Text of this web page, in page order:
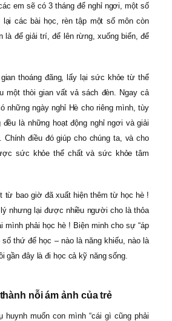
em sẽ có 3 tháng để nghỉ ngơi, một số
lại các bài học, rèn tập một số môn còn
là để giải trí, để lên rừng, xuống biển, để
thoáng đãng, lấy lại sức khỏe từ thể
một thòi gian vất vả sách đèn. Ngay cả
những ngày nghỉ Hè cho riêng mình, tùy
là những hoạt động nghỉ ngơi và giải
điều đó giúp cho chúng ta, và cho
sức khỏe thể chất và sức khỏe tâm
từ bao giờ đã xuất hiện thêm từ học hè !
nhưng lại được nhiều người cho là thỏa
mình phải học hè ! Biện minh cho sự “áp
thứ để học – nào là năng khiếu, nào là
gần đây là đi học cả kỹ năng sống.
nỗi ám ảnh của trẻ
huynh muốn con mình “cái gì cũng phải